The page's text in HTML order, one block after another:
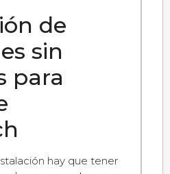
de
sin
para
hay que tener